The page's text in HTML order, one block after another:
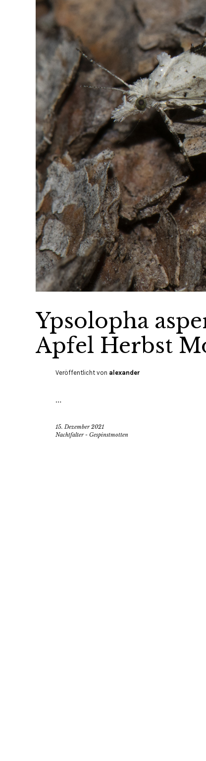
Ypsolopha
Apfel Herbst
Veröffentlicht von alexander
…
15. Dezember 2021
Nachtfalter - Gespinstmotten